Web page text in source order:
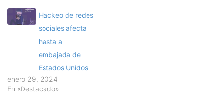
Hackeo de redes
sociales afecta
hasta a
embajada de
Estados Unidos
enero 29, 2024
En «Destacado»